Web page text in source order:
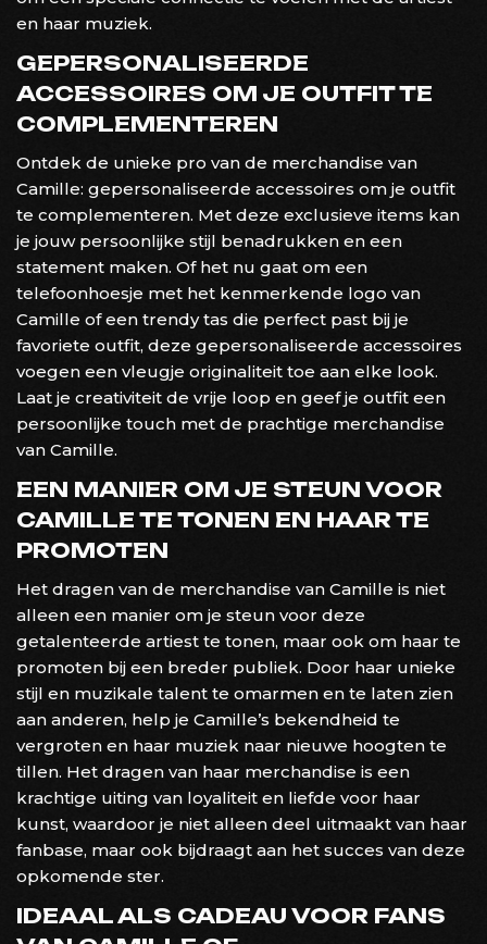
en haar muziek.
GEPERSONALISEERDE
ACCESSOIRES OM JE OUTFIT TE
COMPLEMENTEREN
Ontdek de unieke pro van de merchandise van
Camille: gepersonaliseerde accessoires om je outfit
te complementeren. Met deze exclusieve items kan
je jouw persoonlijke stijl benadrukken en een
statement maken. Of het nu gaat om een
telefoonhoesje met het kenmerkende logo van
Camille of een trendy tas die perfect past bij je
favoriete outfit, deze gepersonaliseerde accessoires
voegen een vleugje originaliteit toe aan elke look.
Laat je creativiteit de vrije loop en geef je outfit een
persoonlijke touch met de prachtige merchandise
van Camille.
EEN MANIER OM JE STEUN VOOR
CAMILLE TE TONEN EN HAAR TE
PROMOTEN
Het dragen van de merchandise van Camille is niet
alleen een manier om je steun voor deze
getalenteerde artiest te tonen, maar ook om haar te
promoten bij een breder publiek. Door haar unieke
stijl en muzikale talent te omarmen en te laten zien
aan anderen, help je Camille’s bekendheid te
vergroten en haar muziek naar nieuwe hoogten te
tillen. Het dragen van haar merchandise is een
krachtige uiting van loyaliteit en liefde voor haar
kunst, waardoor je niet alleen deel uitmaakt van haar
fanbase, maar ook bijdraagt aan het succes van deze
opkomende ster.
IDEAAL ALS CADEAU VOOR FANS